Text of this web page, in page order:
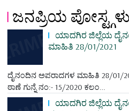
ಜನಪ್ರಿಯ ಪೋಸ್ಟ್ಗಳು
ಯಾದಗಿರ ಜಿಲ್ಲೆಯ
ಮಾಹಿತಿ 28/01/2021
ದೈನಂದಿನ ಅಪರಾದಗಳ ಮಾಹಿತಿ 28/01/
ಠಾಣೆ ಗುನ್ನೆ ನಂ:- 15/2020 ಕಲಂ...
ಯಾದಗಿರ ಜಿಲ್ಲೆಯ